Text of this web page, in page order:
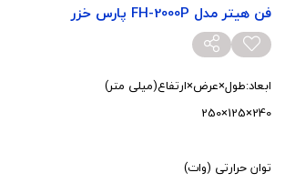
فن هیتر مدل FH-2000P پارس خزر
ابعاد:طول×عرض×ارتفاع(میلی متر)
240×125×250
توان حرارتی (وات)